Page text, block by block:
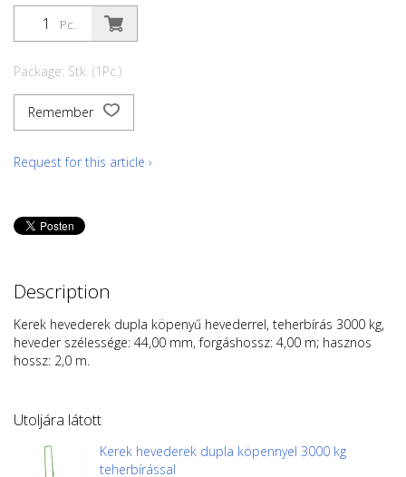
Pc.
Package: Stk. (1Pc.)
Remember
Request for this article ›
Description
Kerek hevederek dupla köpenyű hevederrel, teherbírás 3000 kg,
heveder szélessége: 44,00 mm, forgáshossz: 4,00 m; hasznos
hossz: 2,0 m.
Utoljára látott
Kerek hevederek dupla köpennyel 3000 kg
teherbírással